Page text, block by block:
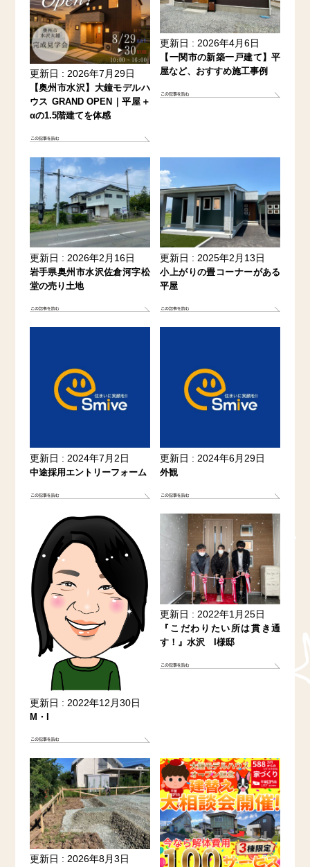
更新日 : 2026年7月29日
【奥州市水沢】大鐘モデルハ
ウス GRAND OPEN｜平屋＋
αの1.5階建てを体感
更新日 : 2026年4月6日
【一関市の新築一戸建て】平
屋など、おすすめ施工事例
更新日 : 2026年2月16日
岩手県奥州市水沢佐倉河字松
堂の売り土地
更新日 : 2025年2月13日
小上がりの畳コーナーがある
平屋
更新日 : 2024年7月2日
中途採用エントリーフォーム
更新日 : 2024年6月29日
外観
更新日 : 2022年12月30日
M・I
更新日 : 2022年1月25日
『こだわりたい所は貫き通
す！』水沢 I様邸
更新日 : 2026年8月3日